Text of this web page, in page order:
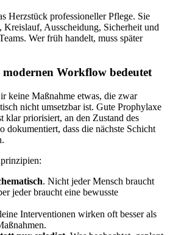
Herzstück professioneller Pflege. Sie
Kreislauf, Ausscheidung, Sicherheit und
Wer früh handelt, muss später
Workflow bedeutet
keine Maßnahme etwas, die zwar
nicht umsetzbar ist. Gute Prophylaxe
klar priorisiert, an den Zustand des
dokumentiert, dass die nächste Schicht
. Nicht jeder Mensch braucht
jeder braucht eine bewusste
Interventionen wirken oft besser als